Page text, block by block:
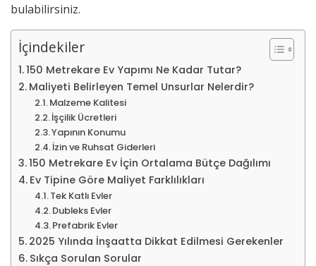
bulabilirsiniz.
İçindekiler
150 Metrekare Ev Yapımı Ne Kadar Tutar?
Maliyeti Belirleyen Temel Unsurlar Nelerdir?
Malzeme Kalitesi
İşçilik Ücretleri
Yapının Konumu
İzin ve Ruhsat Giderleri
150 Metrekare Ev İçin Ortalama Bütçe Dağılımı
Ev Tipine Göre Maliyet Farklılıkları
Tek Katlı Evler
Dubleks Evler
Prefabrik Evler
2025 Yılında İnşaatta Dikkat Edilmesi Gerekenler
Sıkça Sorulan Sorular